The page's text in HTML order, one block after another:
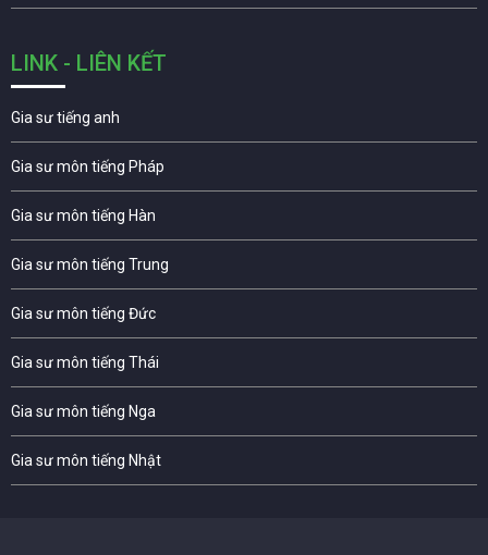
LINK - LIÊN KẾT
Gia sư tiếng anh
Gia sư môn tiếng Pháp
Gia sư môn tiếng Hàn
Gia sư môn tiếng Trung
Gia sư môn tiếng Đức
Gia sư môn tiếng Thái
Gia sư môn tiếng Nga
Gia sư môn tiếng Nhật